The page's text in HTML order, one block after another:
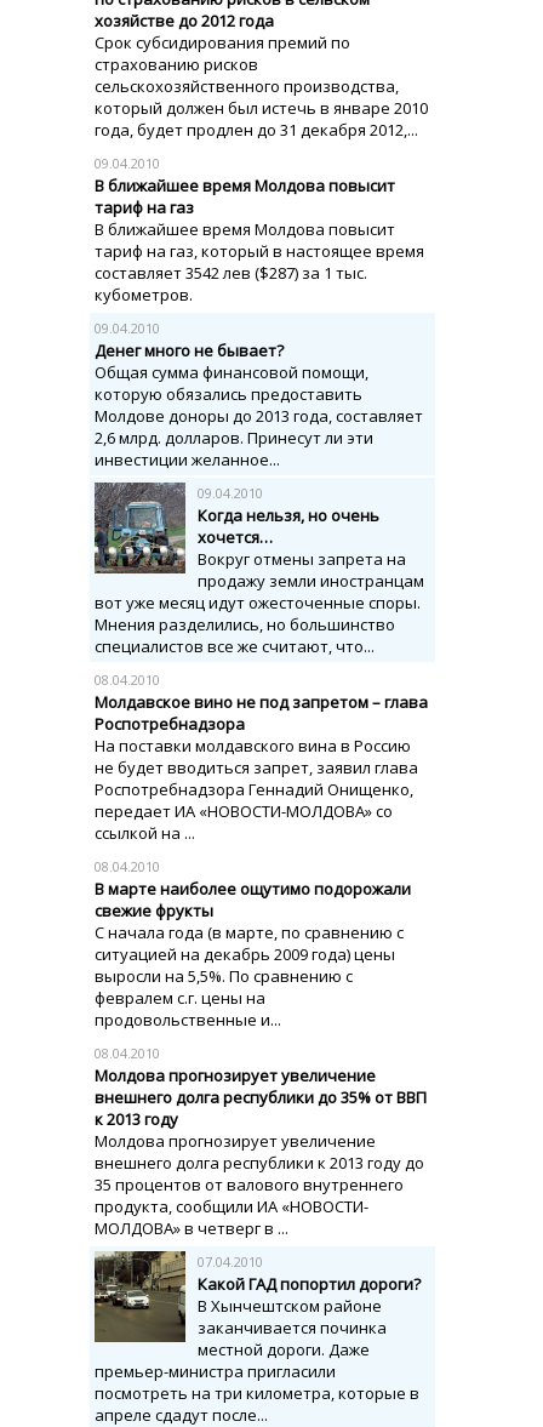
хозяйстве до 2012 года
Срок субсидирования премий по
страхованию рисков
сельскохозяйственного производства,
который должен был истечь в январе 2010
года, будет продлен до 31 декабря 2012,...
09.04.2010
В ближайшее время Молдова повысит
тариф на газ
В ближайшее время Молдова повысит
тариф на газ, который в настоящее время
составляет 3542 лев ($287) за 1 тыс.
кубометров.
09.04.2010
Денег много не бывает?
Общая сумма финансовой помощи,
которую обязались предоставить
Молдове доноры до 2013 года, составляет
2,6 млрд. долларов. Принесут ли эти
инвестиции желанное...
09.04.2010
Когда нельзя, но очень
хочется…
Вокруг отмены запрета на
продажу земли иностранцам
вот уже месяц идут ожесточенные споры.
Мнения разделились, но большинство
специалистов все же считают, что...
08.04.2010
Молдавское вино не под запретом – глава
Роспотребнадзора
На поставки молдавского вина в Россию
не будет вводиться запрет, заявил глава
Роспотребнадзора Геннадий Онищенко,
передает ИА «НОВОСТИ-МОЛДОВА» со
ссылкой на ...
08.04.2010
В марте наиболее ощутимо подорожали
свежие фрукты
С начала года (в марте, по сравнению с
ситуацией на декабрь 2009 года) цены
выросли на 5,5%. По сравнению с
февралем с.г. цены на
продовольственные и...
08.04.2010
Молдова прогнозирует увеличение
внешнего долга республики до 35% от ВВП
к 2013 году
Молдова прогнозирует увеличение
внешнего долга республики к 2013 году до
35 процентов от валового внутреннего
продукта, сообщили ИА «НОВОСТИ-
МОЛДОВА» в четверг в ...
07.04.2010
Какой ГАД попортил дороги?
В Хынчештском районе
заканчивается починка
местной дороги. Даже
премьер-министра пригласили
посмотреть на три километра, которые в
апреле сдадут после...